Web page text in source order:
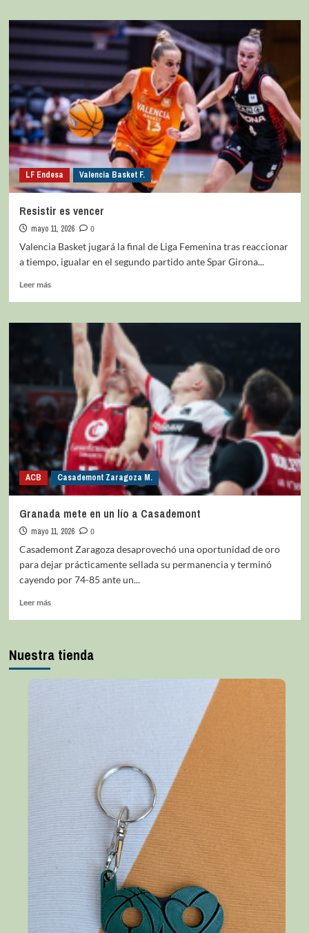
LF Endesa Valencia Basket F.
Resistir es vencer
mayo 11, 2026
0
Valencia Basket jugará la final de Liga Femenina tras reaccionar
a tiempo, igualar en el segundo partido ante Spar Girona...
Leer más
ACB Casademont Zaragoza M.
Granada mete en un lío a Casademont
mayo 11, 2026
0
Casademont Zaragoza desaprovechó una oportunidad de oro
para dejar prácticamente sellada su permanencia y terminó
cayendo por 74-85 ante un...
Leer más
Nuestra tienda